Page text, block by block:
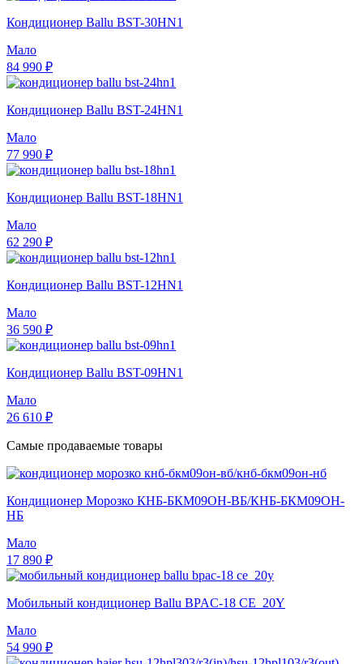
Кондиционер Ballu BST-30HN1
Мало
84 990 ₽
Кондиционер Ballu BST-24HN1
Мало
77 990 ₽
Кондиционер Ballu BST-18HN1
Мало
62 290 ₽
Кондиционер Ballu BST-12HN1
Мало
36 590 ₽
Кондиционер Ballu BST-09HN1
Мало
26 610 ₽
Самые продаваемые товары
Кондиционер Морозко КНБ-БКМ09ОН-ВБ/КНБ-БКМ09ОН-
НБ
Мало
17 890 ₽
Мобильный кондиционер Ballu BPAC-18 CE_20Y
Мало
54 990 ₽